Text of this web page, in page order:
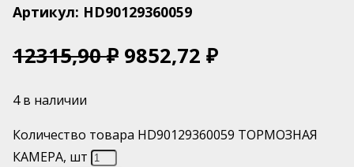
Артикул: HD90129360059
12315,90₽ 9852,72 ₽
4 в наличии
Количество товара HD90129360059 ТОРМОЗНАЯ
КАМЕРА, шт